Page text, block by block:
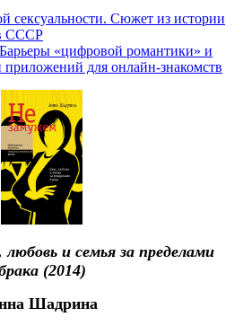
сексуальности. Сюжет из истории
СССР
«цифровой романтики» и
приложений для онлайн-знакомств
и семья за пределами
(2014)
Шадрина